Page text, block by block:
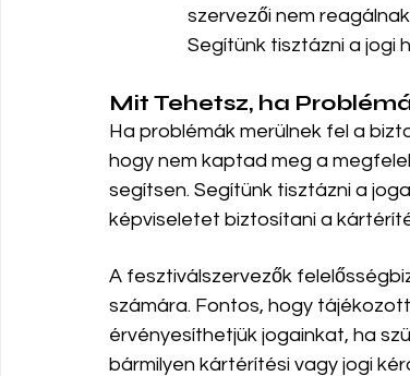
szervezői nem
Segítünk tisztázni a jogi
Mit Tehetsz, ha
Ha problémák merülnek fel a
hogy nem kaptad meg a
segítsen. Segítünk tisztázni a
képviseletet biztosítani a
A fesztiválszervezők
számára. Fontos, hogy
érvényesíthetjük jogainkat, ha
bármilyen kártérítési vagy jogi